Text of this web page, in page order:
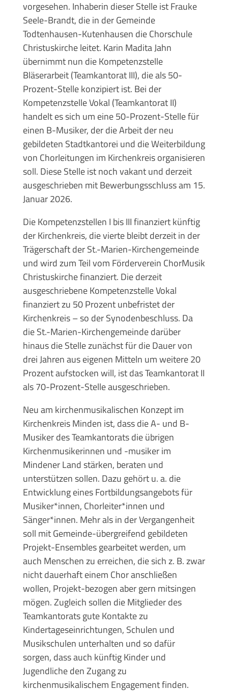
vorgesehen. Inhaberin dieser Stelle ist Frauke
Seele-Brandt, die in der Gemeinde
Todtenhausen-Kutenhausen die Chorschule
Christuskirche leitet. Karin Madita Jahn
übernimmt nun die Kompetenzstelle
Bläserarbeit (Teamkantorat III), die als 50-
Prozent-Stelle konzipiert ist. Bei der
Kompetenzstelle Vokal (Teamkantorat II)
handelt es sich um eine 50-Prozent-Stelle für
einen B-Musiker, der die Arbeit der neu
gebildeten Stadtkantorei und die Weiterbildung
von Chorleitungen im Kirchenkreis organisieren
soll. Diese Stelle ist noch vakant und derzeit
ausgeschrieben mit Bewerbungsschluss am 15.
Januar 2026.
Die Kompetenzstellen I bis III finanziert künftig
der Kirchenkreis, die vierte bleibt derzeit in der
Trägerschaft der St.-Marien-Kirchengemeinde
und wird zum Teil vom Förderverein ChorMusik
Christuskirche finanziert. Die derzeit
ausgeschriebene Kompetenzstelle Vokal
finanziert zu 50 Prozent unbefristet der
Kirchenkreis – so der Synodenbeschluss. Da
die St.-Marien-Kirchengemeinde darüber
hinaus die Stelle zunächst für die Dauer von
drei Jahren aus eigenen Mitteln um weitere 20
Prozent aufstocken will, ist das Teamkantorat II
als 70-Prozent-Stelle ausgeschrieben.
Neu am kirchenmusikalischen Konzept im
Kirchenkreis Minden ist, dass die A- und B-
Musiker des Teamkantorats die übrigen
Kirchenmusikerinnen und -musiker im
Mindener Land stärken, beraten und
unterstützen sollen. Dazu gehört u. a. die
Entwicklung eines Fortbildungsangebots für
Musiker*innen, Chorleiter*innen und
Sänger*innen. Mehr als in der Vergangenheit
soll mit Gemeinde-übergreifend gebildeten
Projekt-Ensembles gearbeitet werden, um
auch Menschen zu erreichen, die sich z. B. zwar
nicht dauerhaft einem Chor anschließen
wollen, Projekt-bezogen aber gern mitsingen
mögen. Zugleich sollen die Mitglieder des
Teamkantorats gute Kontakte zu
Kindertageseinrichtungen, Schulen und
Musikschulen unterhalten und so dafür
sorgen, dass auch künftig Kinder und
Jugendliche den Zugang zu
kirchenmusikalischem Engagement finden.